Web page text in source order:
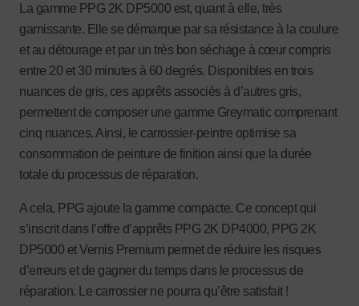
La gamme PPG 2K DP5000 est, quant à elle, très
garnissante. Elle se démarque par sa résistance à la coulure
et au détourage et par un très bon séchage à cœur compris
entre 20 et 30 minutes à 60 degrés. Disponibles en trois
nuances de gris, ces apprêts associés à d’autres gris,
permettent de composer une gamme Greymatic comprenant
cinq nuances. Ainsi, le carrossier-peintre optimise sa
consommation de peinture de finition ainsi que la durée
totale du processus de réparation.
A cela, PPG ajoute la gamme compacte. Ce concept qui
s’inscrit dans l’offre d’apprêts PPG 2K DP4000, PPG 2K
DP5000 et Vernis Premium permet de réduire les risques
d’erreurs et de gagner du temps dans le processus de
réparation. Le carrossier ne pourra qu’être satisfait !